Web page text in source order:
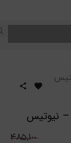
۴۸۵,۱۰۰